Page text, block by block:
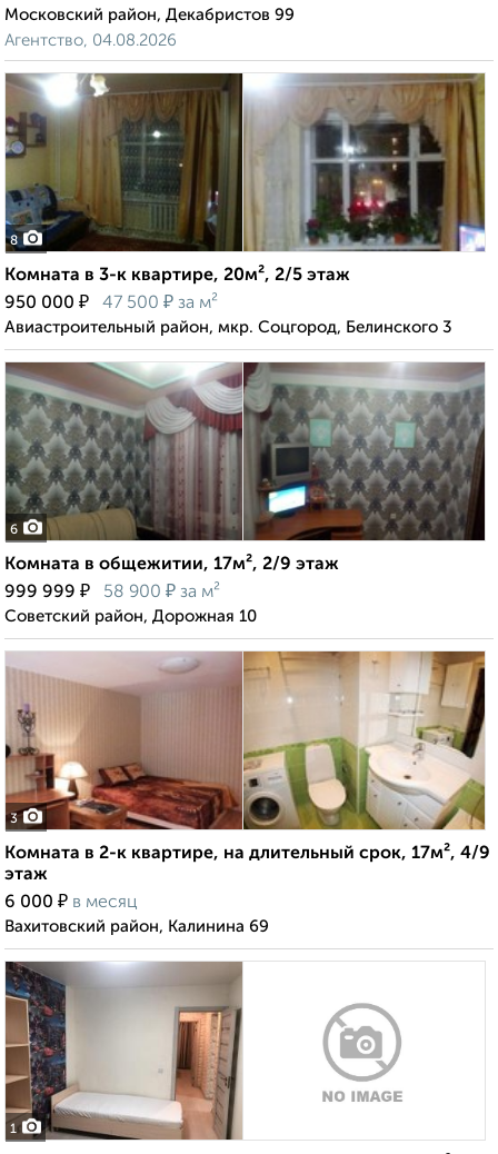
Московский район, Декабристов 99
Агентство, 04.08.2026
8
Комната в 3-к квартире, 20м², 2/5 этаж
950 000 ₽ 47 500 ₽ за м²
Авиастроительный район, мкр. Соцгород, Белинского 3
6
Комната в общежитии, 17м², 2/9 этаж
999 999 ₽ 58 900 ₽ за м²
Советский район, Дорожная 10
3
Комната в 2-к квартире, на длительный срок, 17м², 4/9
этаж
6 000 ₽ в месяц
Вахитовский район, Калинина 69
1